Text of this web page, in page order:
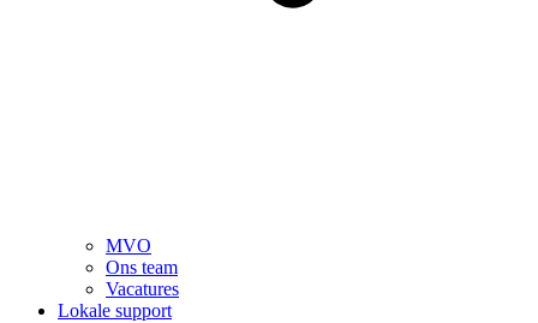
MVO
Ons team
Vacatures
Lokale support